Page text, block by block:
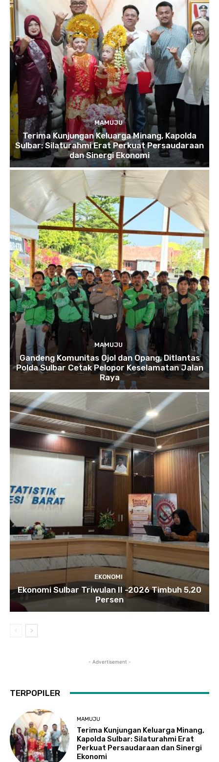
MAMUJU
Terima Kunjungan Keluarga Minang, Kapolda
Sulbar: Silaturahmi Erat Perkuat Persaudaraan
dan Sinergi Ekonomi
MAMUJU
Gandeng Komunitas Ojol dan Opang, Ditlantas
Polda Sulbar Cetak Pelopor Keselamatan Jalan
Raya
EKONOMI
Ekonomi Sulbar Triwulan II -2026 Timbuh 5,20
Persen
- Advertisement -
TERPOPILER
MAMUJU
Terima Kunjungan Keluarga Minang,
Kapolda Sulbar: Silaturahmi Erat
Perkuat Persaudaraan dan Sinergi
Ekonomi